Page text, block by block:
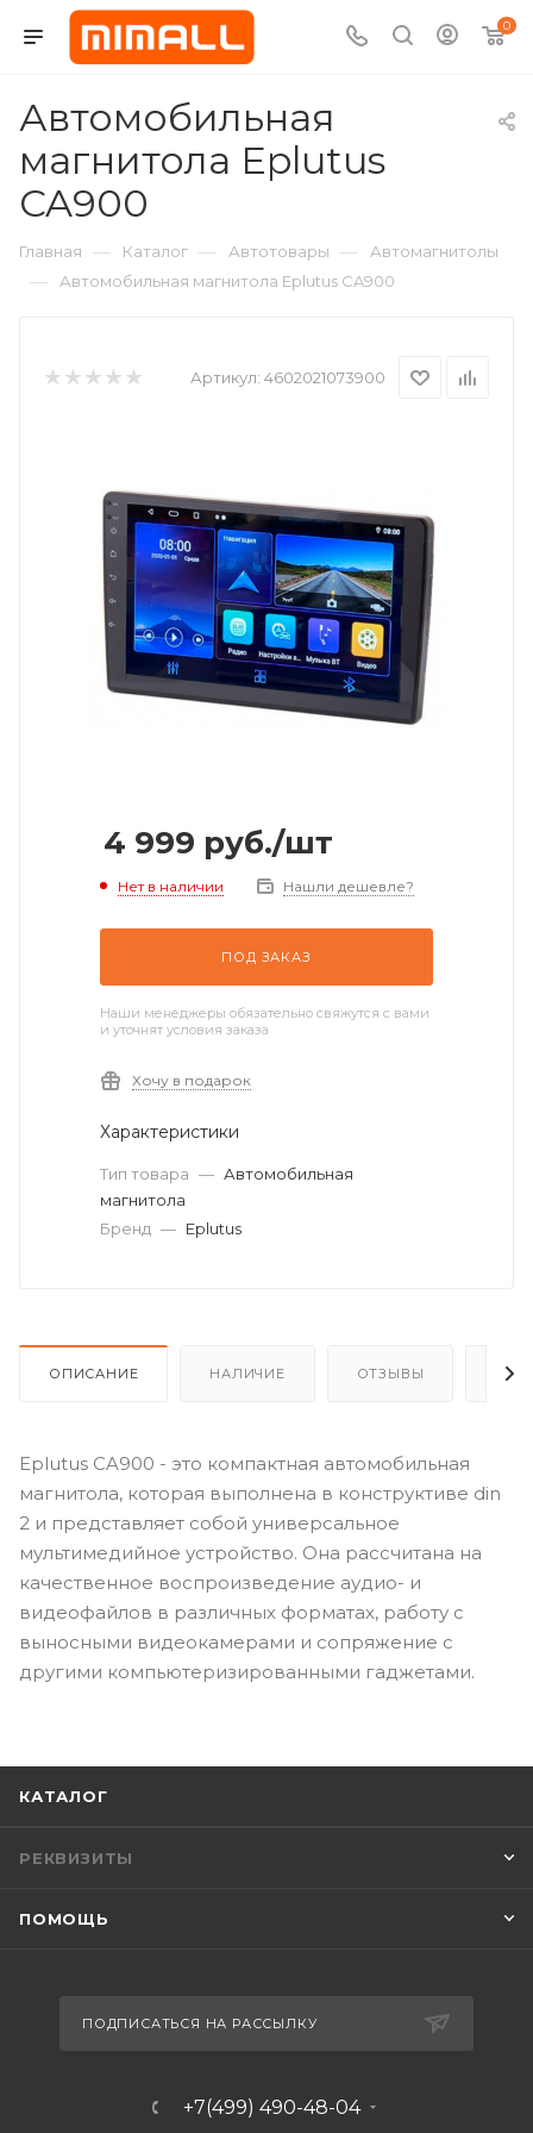
0
Автомобильная
магнитола Eplutus
CA900
Главная — Каталог — Автотовары — Автомагнитолы
— Автомобильная магнитола Eplutus CA900
Артикул: 4602021073900
4 999 руб./шт
Нет в наличии Нашли дешевле?
ПОД ЗАКАЗ
Наши менеджеры обязательно свяжутся с вами
и уточнят условия заказа
Хочу в подарок
Характеристики
Тип товара — Автомобильная
магнитола
Бренд — Eplutus
ОПИСАНИЕ НАЛИЧИЕ ОТЗЫВЫ
Eplutus CA900 - это компактная автомобильная
магнитола, которая выполнена в конструктиве din
2 и представляет собой универсальное
мультимедийное устройство. Она рассчитана на
качественное воспроизведение аудио- и
видеофайлов в различных форматах, работу с
выносными видеокамерами и сопряжение с
другими компьютеризированными гаджетами.
КАТАЛОГ
РЕКВИЗИТЫ
ПОМОЩЬ
ПОДПИСАТЬСЯ НА РАССЫЛКУ
+7(499) 490-48-04